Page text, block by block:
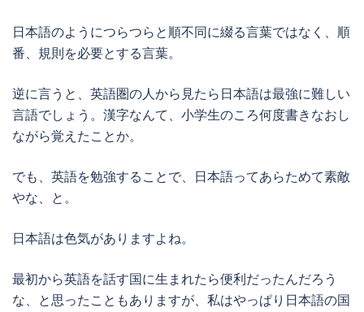
日本語のようにつらつらと順不同に綴る言葉ではなく、順
番、規則を必要とする言葉。
逆に言うと、英語圏の人から見たら日本語は最強に難しい
言語でしょう。漢字なんて、小学生のころ何度書きなおし
ながら覚えたことか。
でも、英語を勉強することで、日本語ってあらためて素敵
やな、と。
日本語は色気がありますよね。
最初から英語を話す国に生まれたら便利だったんだろう
な、と思ったこともありますが、私はやっぱり日本語の国